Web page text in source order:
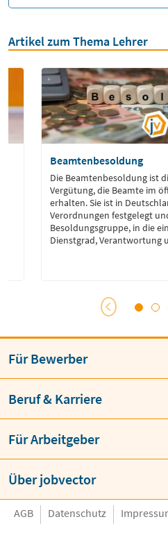
Artikel zum Thema Lehrer
Beamtenbesoldung
Die Beamtenbesoldung ist
Vergütung, die Beamte im
erhalten. Sie ist in
Verordnungen festgelegt
Besoldungsgruppe, in die
Dienstgrad, Verantwortung
hoch die monatlichen
Für Bewerber
Beruf & Karriere
Für Arbeitgeber
Über jobvector
AGB Datenschutz